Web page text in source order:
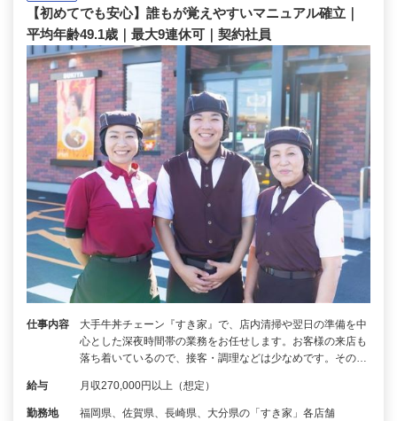
【初めてでも安心】誰もが覚えやすいマニュアル確立｜
平均年齢49.1歳｜最大9連休可｜契約社員
仕事内容
大手牛丼チェーン『すき家』で、店内清掃や翌日の準備を中
心とした深夜時間帯の業務をお任せします。お客様の来店も
落ち着いているので、接客・調理などは少なめです。その…
給与 月収270,000円以上（想定）
勤務地 福岡県、佐賀県、長崎県、大分県の「すき家」各店舗